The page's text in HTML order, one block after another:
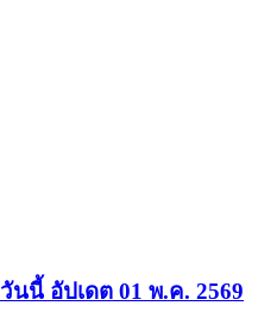
นนี้ อัปเดต 01 พ.ค. 2569